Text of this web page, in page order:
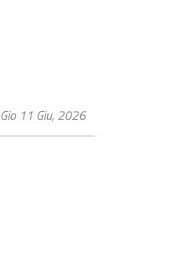
Gio 11 Giu, 2026